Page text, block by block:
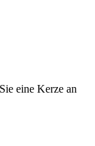
eine Kerze an